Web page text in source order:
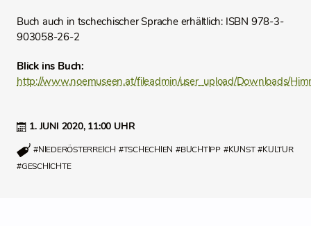
1. JUNI 2020, 11:00 UHR
#NIEDERÖSTERREICH #TSCHECHIEN #BUCHTIPP #KUNST #KULTUR
#GESCHICHTE
Buch auch in tschechischer Sprache erhältlich: ISBN 978-3-
903058-26-2
Blick ins Buch:
http://www.noemuseen.at/fileadmin/user_upload/Downloads/